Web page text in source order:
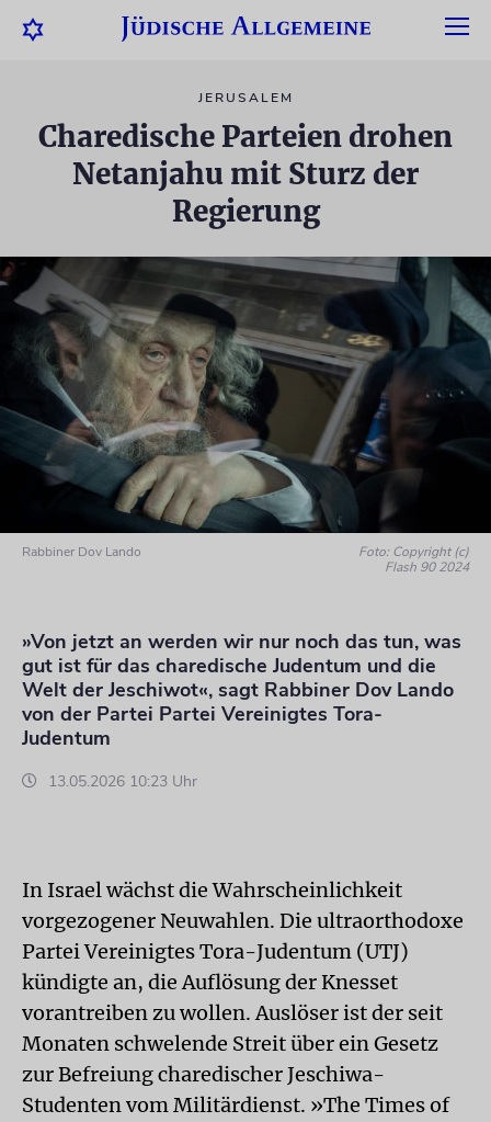
JERUSALEM
Charedische Parteien drohen
Netanjahu mit Sturz der
Regierung
Rabbiner Dov Lando
Foto: Copyright (c)
Flash 90 2024
»Von jetzt an werden wir nur noch das tun, was
gut ist für das charedische Judentum und die
Welt der Jeschiwot«, sagt Rabbiner Dov Lando
von der Partei Partei Vereinigtes Tora-
Judentum
13.05.2026 10:23 Uhr
In Israel wächst die Wahrscheinlichkeit
vorgezogener Neuwahlen. Die ultraorthodoxe
Partei Vereinigtes Tora-Judentum (UTJ)
kündigte an, die Auflösung der Knesset
vorantreiben zu wollen. Auslöser ist der seit
Monaten schwelende Streit über ein Gesetz
zur Befreiung charedischer Jeschiwa-
Studenten vom Militärdienst. »The Times of